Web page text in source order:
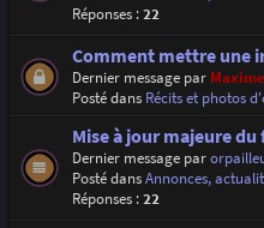
Réponses :22
Comment mettre une
Dernier message par
Posté dans Récits et photos
Mise à jour majeure
Dernier message par
Posté dansAnnonces,
Réponses :22